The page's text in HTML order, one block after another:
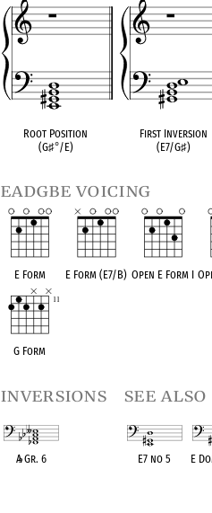
Root Position
(G♯°/E)
First Inversion
(E7/G♯)
eadgbe voicing
E Form E Form (E7/B) Open E Form I
G Form
inversions
A♭Gr. 6
see also
E7 no 5 E